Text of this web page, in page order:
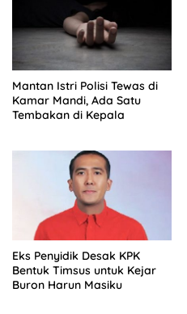
Mantan Istri Polisi Tewas di
Kamar Mandi, Ada Satu
Tembakan di Kepala
Eks Penyidik Desak KPK
Bentuk Timsus untuk Kejar
Buron Harun Masiku